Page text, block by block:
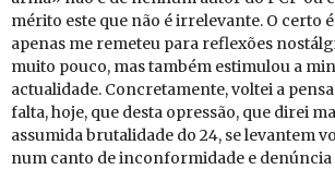
mérito este que não é irrelevante. O certo
apenas me remeteu para reflexões
muito pouco, mas também estimulou a
actualidade. Concretamente, voltei a
falta, hoje, que desta opressão, que direi
assumida brutalidade do 24, se levantem
num canto de inconformidade e denúncia